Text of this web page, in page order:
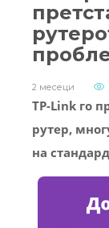
2 месеци
TP-Link го
рутер,
на